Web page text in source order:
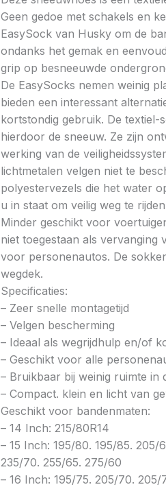
Geen gedoe met schakels en
EasySock van Husky om de
ondanks het gemak en
grip op besneeuwde
De EasySocks nemen weinig
bieden een interessant
kortstondig gebruik. De textiel-
hierdoor de sneeuw. Ze zijn
werking van de
lichtmetalen velgen niet te
polyestervezels die het water
u in staat om veilig weg te
Minder geschikt voor
niet toegestaan als vervanging
voor personenautos. De
wegdek.
Specificaties:
– Zeer snelle montagetijd
– Velgen bescherming
– Ideaal als wegrijdhulp en/of
– Geschikt voor alle
– Bruikbaar bij weinig ruimte in
– Compact. klein en licht van
Geschikt voor bandenmaten:
– 14 Inch: 215/80R14
– 15 Inch: 195/80. 195/85. 205/
235/70. 255/65. 275/60
– 16 Inch: 195/75. 205/70.